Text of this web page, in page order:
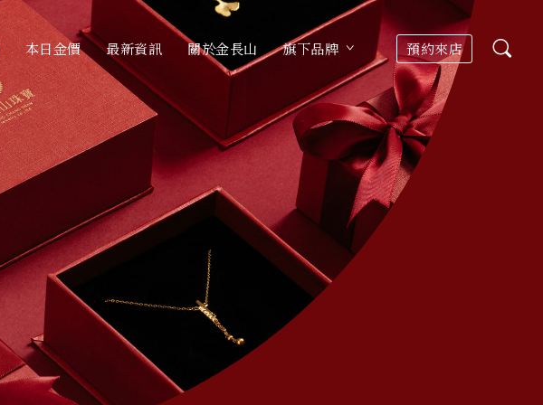
本日金價 最新資訊 關於金長山 旗下品牌 預約來店